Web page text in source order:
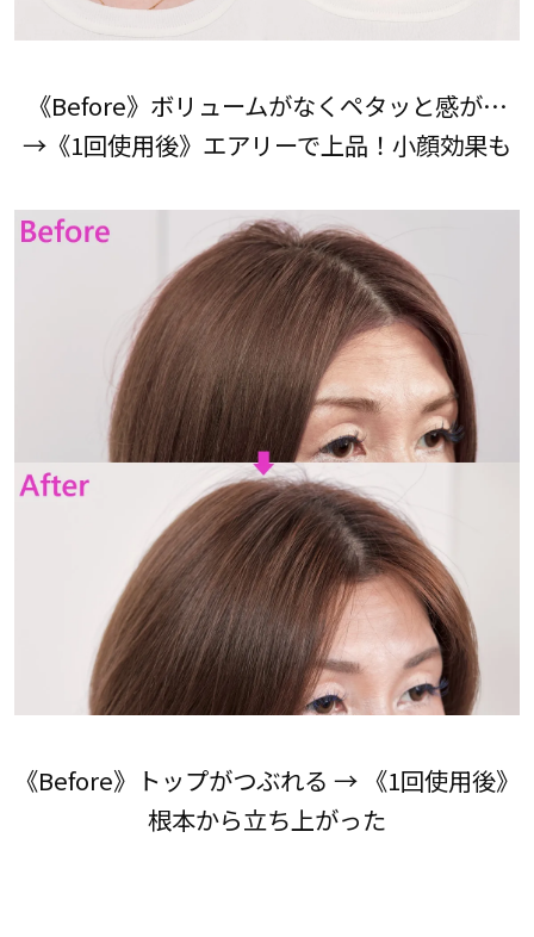
《Before》ボリュームがなくペタッと感が…
→《1回使用後》エアリーで上品！小顔効果も
《Before》トップがつぶれる → 《1回使用後》
根本から立ち上がった